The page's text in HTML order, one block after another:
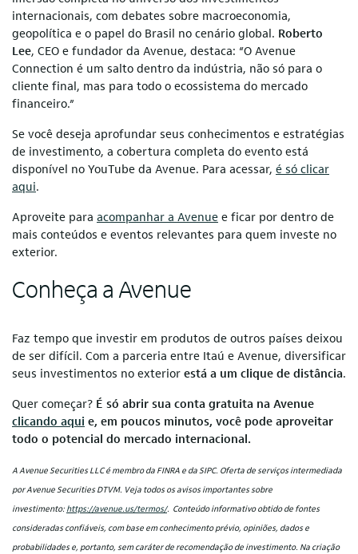
internacionais, com debates sobre macroeconomia,
geopolítica e o papel do Brasil no cenário global. Roberto
Lee, CEO e fundador da Avenue, destaca: “O Avenue
Connection é um salto dentro da indústria, não só para o
cliente final, mas para todo o ecossistema do mercado
financeiro.”
Se você deseja aprofundar seus conhecimentos e estratégias
de investimento, a cobertura completa do evento está
disponível no YouTube da Avenue. Para acessar, é só clicar
aqui.
Aproveite para acompanhar a Avenue e ficar por dentro de
mais conteúdos e eventos relevantes para quem investe no
exterior.
Conheça a Avenue
Faz tempo que investir em produtos de outros países deixou
de ser difícil. Com a parceria entre Itaú e Avenue, diversificar
seus investimentos no exterior está a um clique de distância.
Quer começar? É só abrir sua conta gratuita na Avenue
clicando aqui e, em poucos minutos, você pode aproveitar
todo o potencial do mercado internacional.
A Avenue Securities LLC é membro da FINRA e da SIPC. Oferta de serviços intermediada
por Avenue Securities DTVM. Veja todos os avisos importantes sobre
investimento: https://avenue.us/termos/. Conteúdo informativo obtido de fontes
consideradas confiáveis, com base em conhecimento prévio, opiniões, dados e
probabilidades e, portanto, sem caráter de recomendação de investimento. Na criação